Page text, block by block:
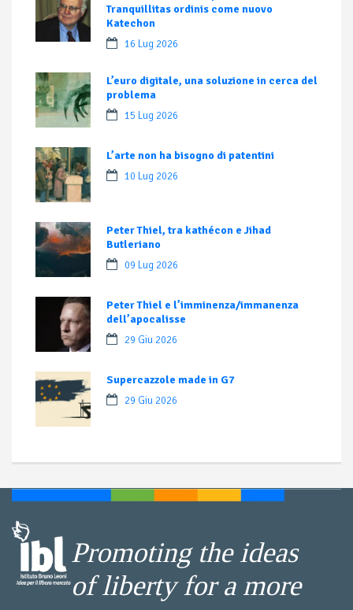
Tranquillitas ordinis come nuovo
Katechon
16 Lug 2026
L’euro digitale, una soluzione in cerca del
problema
15 Lug 2026
L’arte non ha bisogno di patentini
10 Lug 2026
Peter Thiel, tra kathécon e Jihad
Butleriano
09 Lug 2026
Peter Thiel e l’imminenza/immanenza
dell’apocalisse
29 Giu 2026
Supercazzole made in G7
29 Giu 2026
Promoting the ideas
of liberty for a more